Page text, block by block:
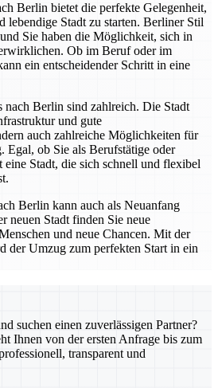
Berlin bietet die perfekte Gelegenheit,
lebendige Stadt zu starten. Berliner Stil
Sie haben die Möglichkeit, sich in
Ob im Beruf oder im
ein entscheidender Schritt in eine
nach Berlin sind zahlreich. Die Stadt
und gute
auch zahlreiche Möglichkeiten für
Egal, ob Sie als Berufstätige oder
eine Stadt, die sich schnell und flexibel
Berlin kann auch als Neuanfang
neuen Stadt finden Sie neue
und neue Chancen. Mit der
der Umzug zum perfekten Start in ein
suchen einen zuverlässigen Partner?
Ihnen von der ersten Anfrage bis zum
transparent und